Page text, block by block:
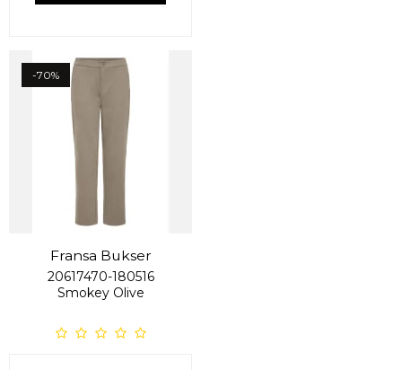
-70%
Fransa Bukser
20617470-180516
Smokey Olive